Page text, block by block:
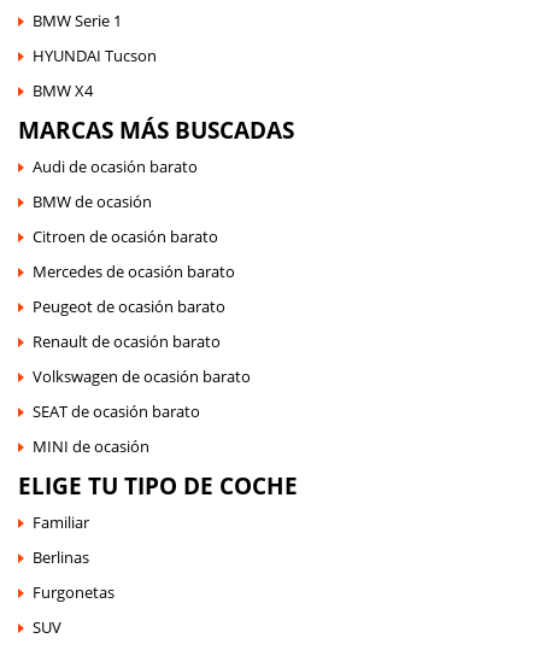
BMW Serie 1
HYUNDAI Tucson
BMW X4
MARCAS MÁS BUSCADAS
Audi de ocasión barato
BMW de ocasión
Citroen de ocasión barato
Mercedes de ocasión barato
Peugeot de ocasión barato
Renault de ocasión barato
Volkswagen de ocasión barato
SEAT de ocasión barato
MINI de ocasión
ELIGE TU TIPO DE COCHE
Familiar
Berlinas
Furgonetas
SUV